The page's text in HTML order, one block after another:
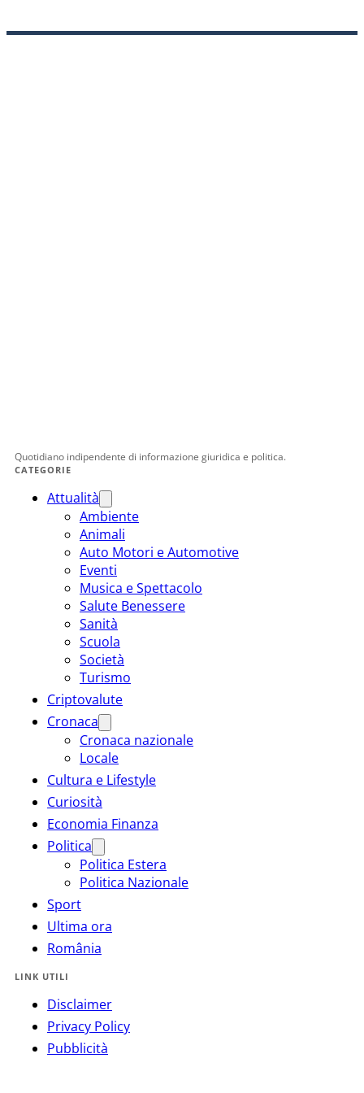
Quotidiano indipendente di informazione giuridica e politica.
CATEGORIE
Attualità
Ambiente
Animali
Auto Motori e Automotive
Eventi
Musica e Spettacolo
Salute Benessere
Sanità
Scuola
Società
Turismo
Criptovalute
Cronaca
Cronaca nazionale
Locale
Cultura e Lifestyle
Curiosità
Economia Finanza
Politica
Politica Estera
Politica Nazionale
Sport
Ultima ora
România
LINK UTILI
Disclaimer
Privacy Policy
Pubblicità